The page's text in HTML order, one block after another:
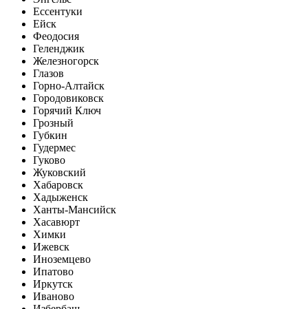
Ессентуки
Ейск
Феодосия
Геленджик
Железногорск
Глазов
Горно-Алтайск
Городовиковск
Горячий Ключ
Грозный
Губкин
Гудермес
Гуково
Жуковский
Хабаровск
Хадыженск
Ханты-Мансийск
Хасавюрт
Химки
Ижевск
Иноземцево
Ипатово
Иркутск
Иваново